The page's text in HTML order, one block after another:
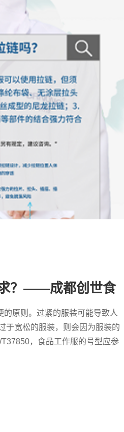
？——成都创世食
原则。过紧的服装可能导致人
于宽松的服装，则会因为服装的
，食品工作服的号型应参